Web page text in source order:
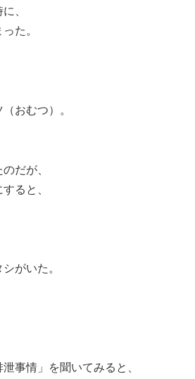
、
た。
おむつ）。
だが、
ると、
がいた。
事情」を聞いてみると、